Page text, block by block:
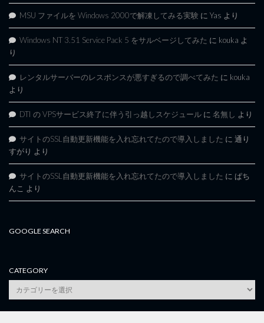
MSU ファイルを Windows 2000で解凍してみる実験 に Yas より
Windows NT 3.51 Service Pack 5 をサルベージしてみた に kouka よ
り
レンタルサーバーのレスポンスが悪すぎるので調べてみた に kouka
より
DTI の VPSサービス終了に伴う引っ越しスケジュール に 名無し より
サイトのSSL自動更新機能を入れ忘れてたので導入しました に 通り
すがり より
サイトのSSL自動更新機能を入れ忘れてたので導入しました に ぱち
んこ より
GOOGLE SEARCH
CATEGORY
category